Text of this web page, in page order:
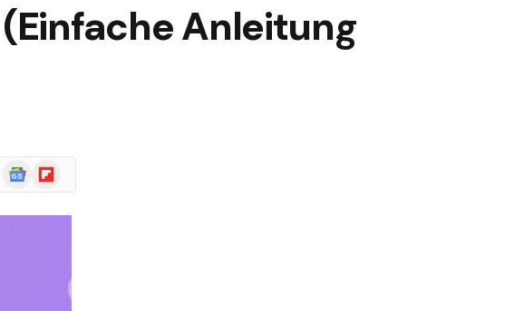
Anleitung
Google
News
Flipboard